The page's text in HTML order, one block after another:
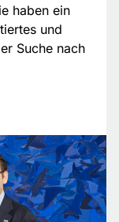
haben ein
und
Suche nach